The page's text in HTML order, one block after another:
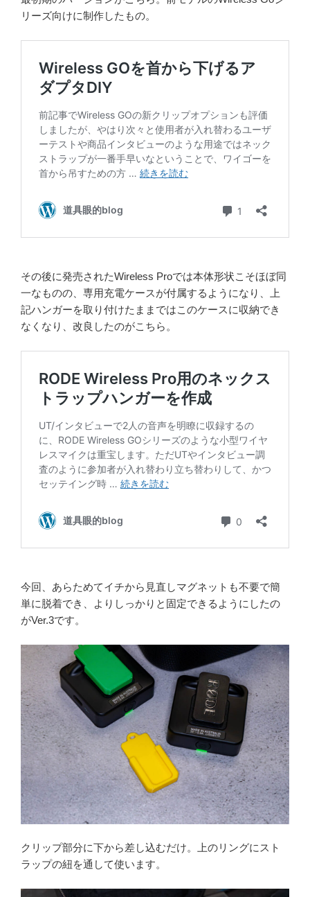
リーズ向けに制作したもの。
その後に発売されたWireless Proでは本体形状こそほぼ同
一なものの、専用充電ケースが付属するようになり、上
記ハンガーを取り付けたままではこのケースに収納でき
なくなり、改良したのがこちら。
今回、あらためてイチから見直しマグネットも不要で簡
単に脱着でき、よりしっかりと固定できるようにしたの
がVer.3です。
クリップ部分に下から差し込むだけ。上のリングにスト
ラップの紐を通して使います。